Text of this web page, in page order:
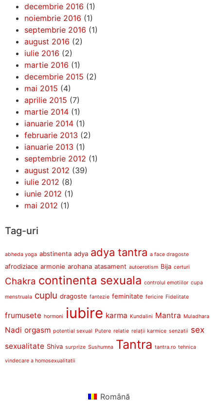
decembrie 2016 (1)
noiembrie 2016 (1)
septembrie 2016 (1)
august 2016 (2)
iulie 2016 (2)
martie 2016 (1)
decembrie 2015 (2)
mai 2015 (4)
aprilie 2015 (7)
martie 2014 (1)
ianuarie 2014 (1)
februarie 2013 (2)
ianuarie 2013 (1)
septembrie 2012 (1)
august 2012 (39)
iulie 2012 (8)
iunie 2012 (1)
mai 2012 (1)
Tag-uri
abheda yoga abstinenta adya adya tantra a face dragoste
afrodiziace armonie arohana atasament autoerotism Bija certuri
Chakra continenta sexuala controlul emotiilor cupa
menstruala cuplu dragoste fantezie feminitate fericire Fidelitate
frumusete hormoni iubire karma Kundalini Mantra Muladhara
Nadi orgasm potential sexual Putere relatie relații karmice senzatii sex
sexualitate Shiva surprize Sushumna Tantra tantra.ro tehnica
vindecare a homosexualitatii
Română